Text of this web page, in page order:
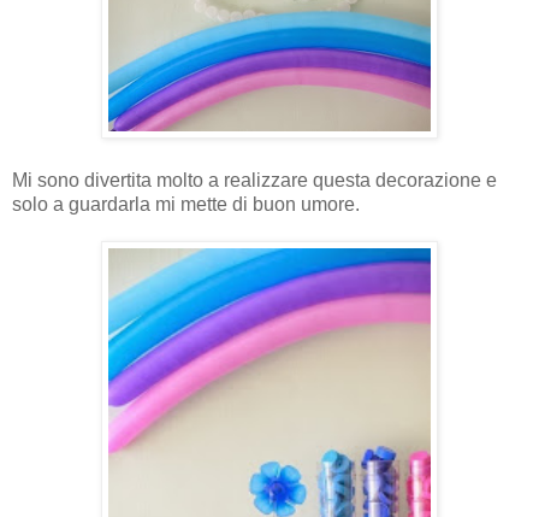
Mi sono divertita molto a realizzare questa decorazione e
solo a guardarla mi mette di buon umore.